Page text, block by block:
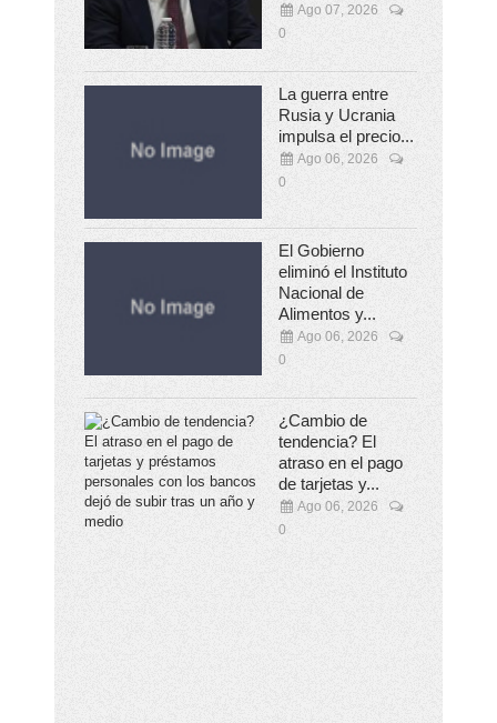
Ago 07, 2026
0
La guerra entre
Rusia y Ucrania
impulsa el precio...
Ago 06, 2026
0
El Gobierno
eliminó el Instituto
Nacional de
Alimentos y...
Ago 06, 2026
0
¿Cambio de
tendencia? El
atraso en el pago
de tarjetas y...
Ago 06, 2026
0